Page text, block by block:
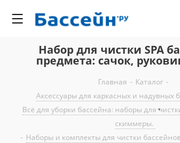
Набор для чистки SPA
предмета: сачок,
Главная - Каталог -
Аксессуары для каркасных и надувных
Всё для уборки бассейна: наборы для
скиммеры.
- Наборы и комплекты для чистки